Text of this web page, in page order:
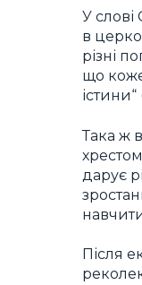
У
в
різні
що
Така ж
дарує
Після